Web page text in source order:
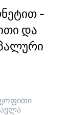
-
და